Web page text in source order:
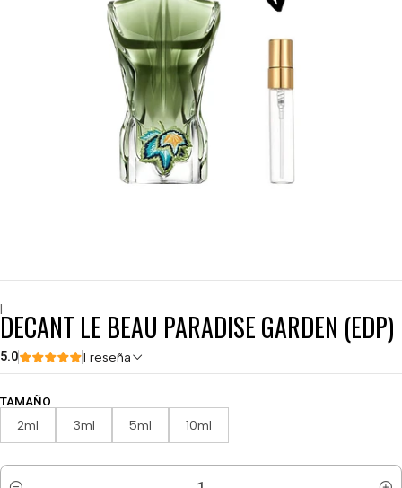
|
DECANT LE BEAU PARADISE GARDEN (EDP)
5.0 1 reseña
TAMAÑO
2ml 3ml 5ml 10ml